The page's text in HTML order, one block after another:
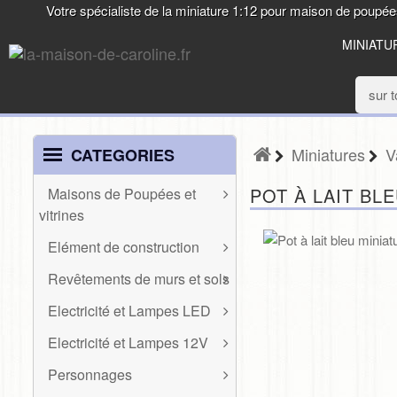
Votre spécialiste de la miniature 1:12 pour maison de
CATEGORIES
Maisons de Poupées et
vitrines
MAISONS DE
POUPÉES ET
VITRINES
roulotte, véranda
Maisons de poupées
Présentoirs
Elément de construction
ELÉMENT DE
CONSTRUCTION
Baguettes et frises
Divers
Fenêtres, garde-corps
Revêtements de murs et sols
REVÊTEMENTS
DE MURS ET
SOLS
Electricité et Lampes LED
ELECTRICITÉ ET
LAMPES LED
Appliques LED
Electricité et Lampes 12V
ELECTRICITÉ ET
LAMPES 12V
Personnages
PERSONNAGES
Miniatures
POT À LAIT